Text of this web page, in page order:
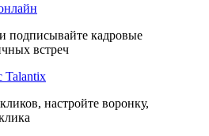
подписывайте кадровые
встреч
Talantix
настройте воронку,